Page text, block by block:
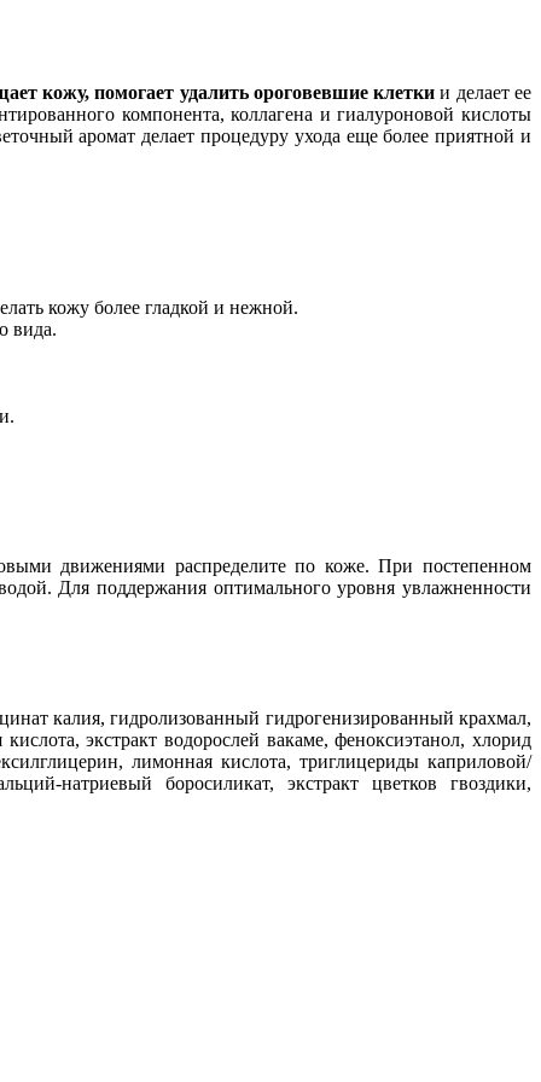
кожу, помогает удалить ороговевшие клетки и делает ее
компонента, коллагена и гиалуроновой кислоты
аромат делает процедуру ухода еще более приятной и
кожу более гладкой и нежной.
вида.
движениями распределите по коже. При постепенном
Для поддержания оптимального уровня увлажненности
калия, гидролизованный гидрогенизированный крахмал,
экстракт водорослей вакаме, феноксиэтанол, хлорид
лимонная кислота, триглицериды каприловой/
натриевый боросиликат, экстракт цветков гвоздики,